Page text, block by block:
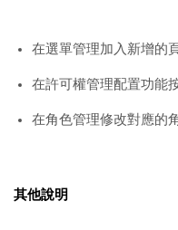
在選單管理加入新增的
在許可權管理配置功能
在角色管理修改對應的
其他說明